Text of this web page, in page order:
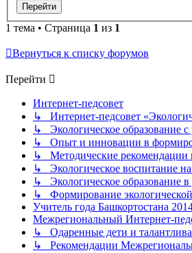
1 тема • Страница 1 из 1
Вернуться к списку форумов
Перейти
Интернет-педсовет
↳ Интернет-педсовет
↳ Экологическое образование
↳ Опыт и инновации в
↳ Методические рекомендации
↳ Экологическое воспитание
↳ Экологическое образование в
↳ Формирование
Учитель года Башкортостана
Межрегиональный Интернет-
↳ Одаренные дети и
↳ Рекомендации